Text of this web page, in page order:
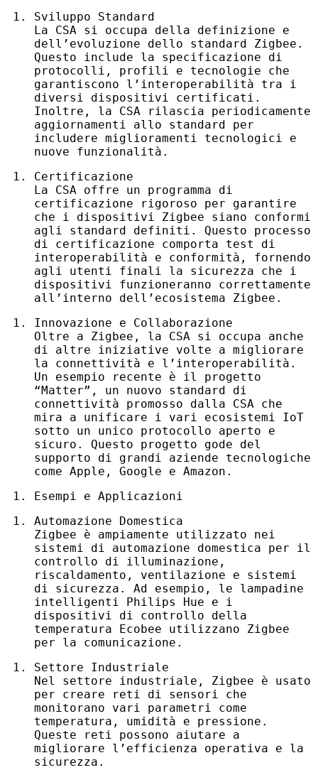
Sviluppo Standard
La CSA si occupa della definizione e
dell’evoluzione dello standard Zigbee.
Questo include la specificazione di
protocolli, profili e tecnologie che
garantiscono l’interoperabilità tra i
diversi dispositivi certificati.
Inoltre, la CSA rilascia periodicamente
aggiornamenti allo standard per
includere miglioramenti tecnologici e
nuove funzionalità.
Certificazione
La CSA offre un programma di
certificazione rigoroso per garantire
che i dispositivi Zigbee siano conformi
agli standard definiti. Questo processo
di certificazione comporta test di
interoperabilità e conformità, fornendo
agli utenti finali la sicurezza che i
dispositivi funzioneranno correttamente
all’interno dell’ecosistema Zigbee.
Innovazione e Collaborazione
Oltre a Zigbee, la CSA si occupa anche
di altre iniziative volte a migliorare
la connettività e l’interoperabilità.
Un esempio recente è il progetto
“Matter”, un nuovo standard di
connettività promosso dalla CSA che
mira a unificare i vari ecosistemi IoT
sotto un unico protocollo aperto e
sicuro. Questo progetto gode del
supporto di grandi aziende tecnologiche
come Apple, Google e Amazon.
Esempi e Applicazioni
Automazione Domestica
Zigbee è ampiamente utilizzato nei
sistemi di automazione domestica per il
controllo di illuminazione,
riscaldamento, ventilazione e sistemi
di sicurezza. Ad esempio, le lampadine
intelligenti Philips Hue e i
dispositivi di controllo della
temperatura Ecobee utilizzano Zigbee
per la comunicazione.
Settore Industriale
Nel settore industriale, Zigbee è usato
per creare reti di sensori che
monitorano vari parametri come
temperatura, umidità e pressione.
Queste reti possono aiutare a
migliorare l’efficienza operativa e la
sicurezza.